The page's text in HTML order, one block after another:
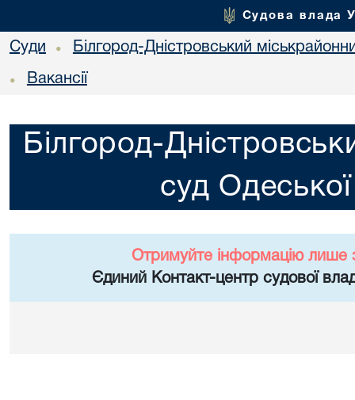
Судова влада
Суди • Білгород-Дністровський
• Вакансії
Білгород-
суд Одеської
Отримуйте інформацію лише
Єдиний Контакт-центр судової